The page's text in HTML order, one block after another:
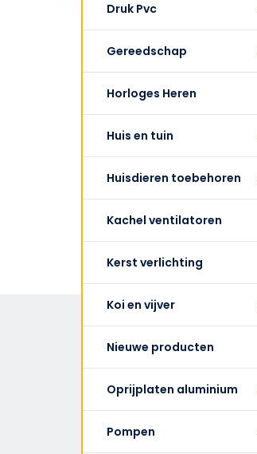
Druk Pvc
Gereedschap
Horloges Heren
Huis en tuin
Huisdieren toebehoren
Kachel ventilatoren
Kerst verlichting
Koi en vijver
Nieuwe producten
Oprijplaten aluminium
Pompen
Or send e-mail